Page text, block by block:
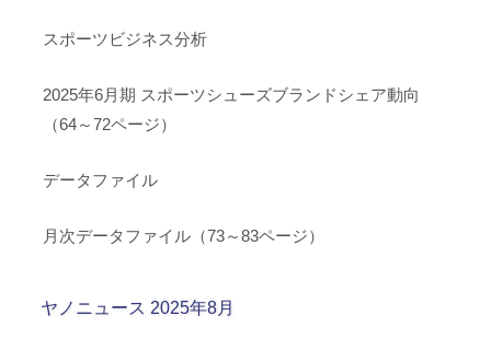
スポーツビジネス分析
2025年6月期 スポーツシューズブランドシェア動向
（64～72ページ）
データファイル
月次データファイル（73～83ページ）
ヤノニュース 2025年8月